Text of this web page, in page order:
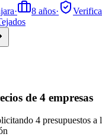
· 8 años·
de 4 empresas
4 presupuestos a